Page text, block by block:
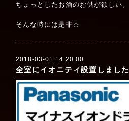
ちょっとしたお酒のお供が欲しい。
そんな時には是非☆
2018-03-01 14:20:00
全室にイオニティ設置しました